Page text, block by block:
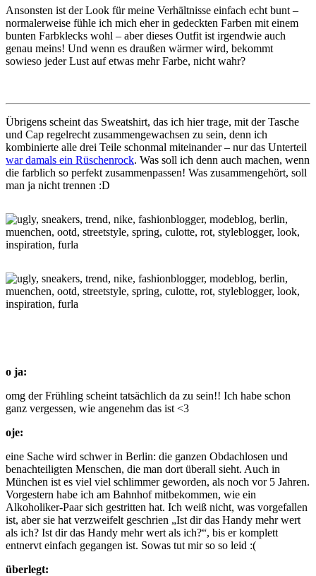
Ansonsten ist der Look für meine Verhältnisse einfach echt bunt –
normalerweise fühle ich mich eher in gedeckten Farben mit einem
bunten Farbklecks wohl – aber dieses Outfit ist irgendwie auch
genau meins! Und wenn es draußen wärmer wird, bekommt
sowieso jeder Lust auf etwas mehr Farbe, nicht wahr?
Übrigens scheint das Sweatshirt, das ich hier trage, mit der Tasche
und Cap regelrecht zusammengewachsen zu sein, denn ich
kombinierte alle drei Teile schonmal miteinander – nur das Unterteil
war damals ein Rüschenrock. Was soll ich denn auch machen, wenn
die farblich so perfekt zusammenpassen! Was zusammengehört, soll
man ja nicht trennen :D
o ja:
omg der Frühling scheint tatsächlich da zu sein!! Ich habe schon
ganz vergessen, wie angenehm das ist <3
oje:
eine Sache wird schwer in Berlin: die ganzen Obdachlosen und
benachteiligten Menschen, die man dort überall sieht. Auch in
München ist es viel viel schlimmer geworden, als noch vor 5 Jahren.
Vorgestern habe ich am Bahnhof mitbekommen, wie ein
Alkoholiker-Paar sich gestritten hat. Ich weiß nicht, was vorgefallen
ist, aber sie hat verzweifelt geschrien „Ist dir das Handy mehr wert
als ich? Ist dir das Handy mehr wert als ich?“, bis er komplett
entnervt einfach gegangen ist. Sowas tut mir so so leid :(
überlegt: